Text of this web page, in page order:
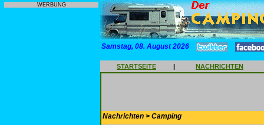
WERBUNG
Samstag, 08. August 2026
STARTSEITE | NACHRICHTEN
Nachrichten > Camping